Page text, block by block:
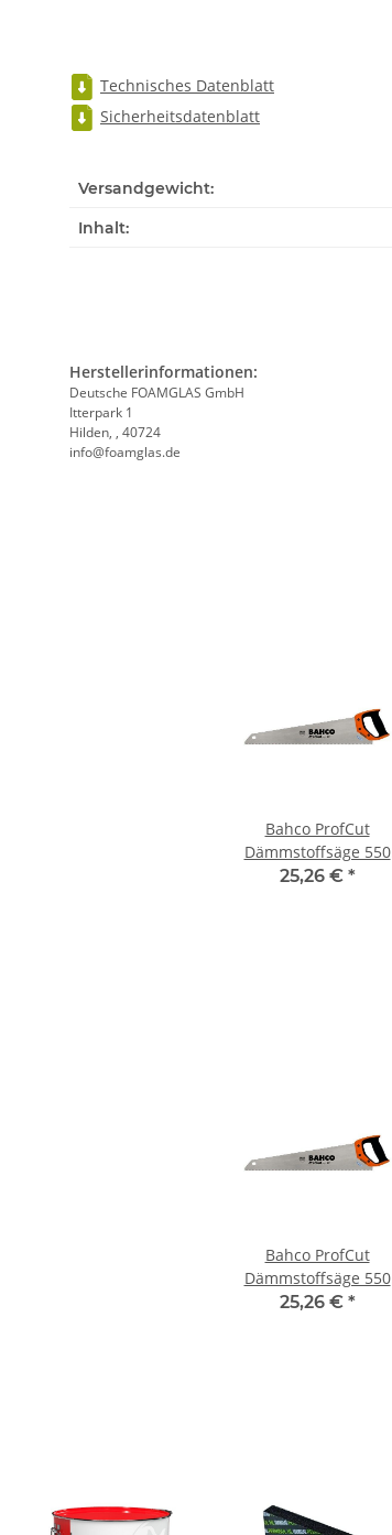
Technisches Datenblatt
Sicherheitsdatenblatt
Versandgewicht:
Inhalt:
Herstellerinformationen:
Deutsche FOAMGLAS GmbH
Itterpark 1
Hilden, , 40724
info@foamglas.de
Bahco ProfCut
Dämmstoffsäge 550
mm
25,26 € *
Bahco ProfCut
Dämmstoffsäge 550
mm
25,26 € *